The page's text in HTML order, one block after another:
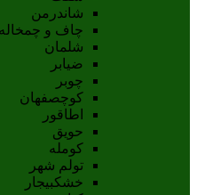
شاندرمن
چاف و چمخاله
شلمان
ضیابر
چوبر
کوچصفهان
اطاقور
حویق
کومله
تولم شهر
خشکبیجار